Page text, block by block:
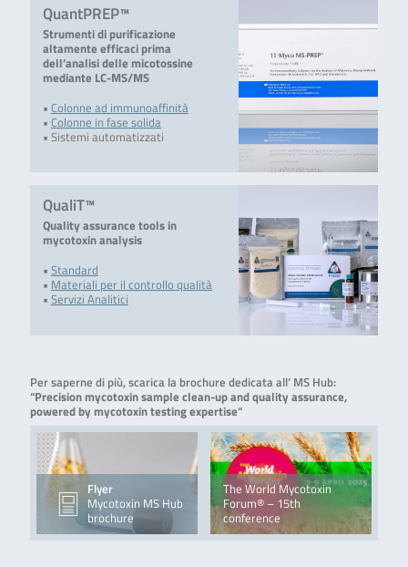
QuantPREP™
Strumenti di purificazione
altamente efficaci prima
dell’analisi delle micotossine
mediante LC-MS/MS
• Colonne ad immunoaffinità
• Colonne in fase solida
• Sistemi automatizzati
QualiT™
Quality assurance tools in
mycotoxin analysis
• Standard
• Materiali per il controllo qualità
• Servizi Analitici
Per saperne di più, scarica la brochure dedicata all’ MS Hub:
“Precision mycotoxin sample clean-up and quality assurance,
powered by mycotoxin testing expertise“
Flyer
Mycotoxin MS Hub
brochure
The World Mycotoxin
Forum® – 15th
conference